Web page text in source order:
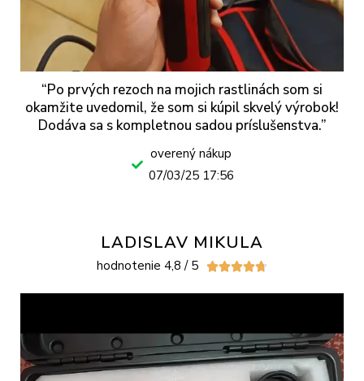
“Po prvých rezoch na mojich rastlinách som si
okamžite uvedomil, že som si kúpil skvelý výrobok!
Dodáva sa s kompletnou sadou príslušenstva.”
overený nákup
07/03/25 17:56
LADISLAV MIKULA
hodnotenie 4,8 / 5 